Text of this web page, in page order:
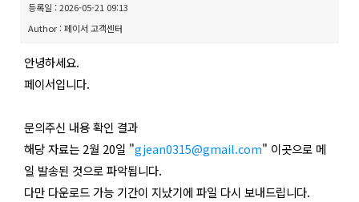
등록일 : 2026-05-21 09:13
Author : 페이서 고객센터
안녕하세요.
페이서입니다.
문의주신 내용 확인 결과
해당 자료는 2월 20일 "gjean0315@gmail.com" 이곳으로 메
일 발송된 것으로 파악됩니다.
다만 다운로드 가능 기간이 지났기에 파일 다시 보내드립니다.